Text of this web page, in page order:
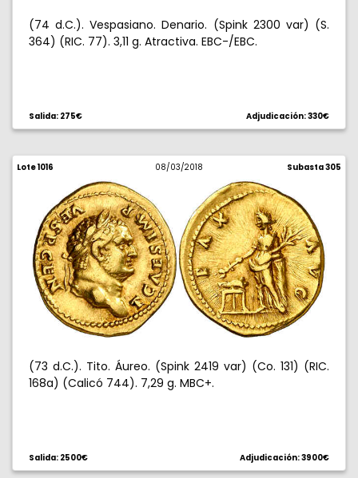
(74 d.C.). Vespasiano. Denario. (Spink 2300 var) (S.
364) (RIC. 77). 3,11 g. Atractiva. EBC-/EBC.
Salida: 275€ Adjudicación: 330€
Lote 1016 08/03/2018 Subasta 305
(73 d.C.). Tito. Áureo. (Spink 2419 var) (Co. 131) (RIC.
168a) (Calicó 744). 7,29 g. MBC+.
Salida: 2500€ Adjudicación: 3900€